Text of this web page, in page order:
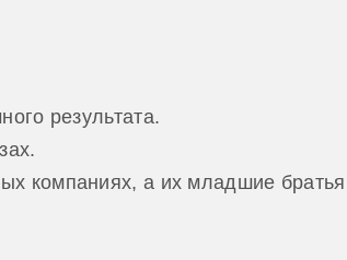
результата.
компаниях, а их младшие